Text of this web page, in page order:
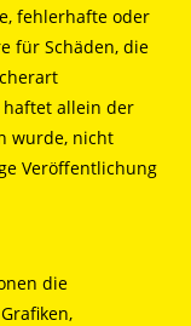
fehlerhafte oder
für Schäden, die
allein der
wurde, nicht
Veröffentlichung
die